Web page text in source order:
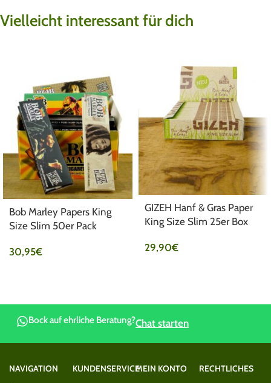
Vielleicht interessant für dich
Bob Marley Papers King
Size Slim 50er Pack
30,95€
GIZEH Hanf & Gras Paper
King Size Slim 25er Box
29,90€
Bock auf ehrliche Beratung?Chat starten
NAVIGATION
KUNDENSERVICEMEIN KONTO
RECHTLICHES